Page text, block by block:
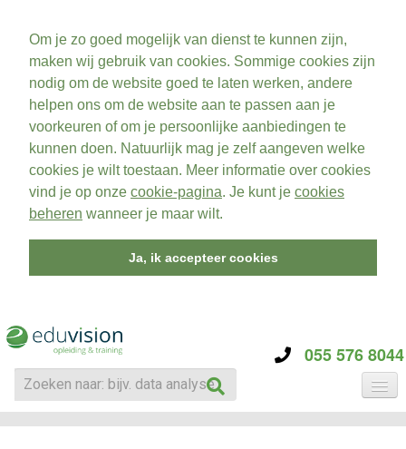
Om je zo goed mogelijk van dienst te kunnen zijn,
maken wij gebruik van cookies. Sommige cookies zijn
nodig om de website goed te laten werken, andere
helpen ons om de website aan te passen aan je
voorkeuren of om je persoonlijke aanbiedingen te
kunnen doen. Natuurlijk mag je zelf aangeven welke
cookies je wilt toestaan. Meer informatie over cookies
vind je op onze cookie-pagina. Je kunt je cookies
beheren wanneer je maar wilt.
Ja, ik accepteer cookies
055 576 8044
CATEGORIE